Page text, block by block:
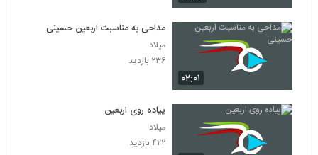
۰۲:۰۱
مداحی به مناسبت اربعین حسینی
میلاد
۲۳۶ بازدید
پیاده روی اربعین
میلاد
۴۲۲ بازدید